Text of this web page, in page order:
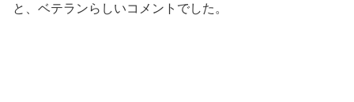
と、ベテランらしいコメントでした。